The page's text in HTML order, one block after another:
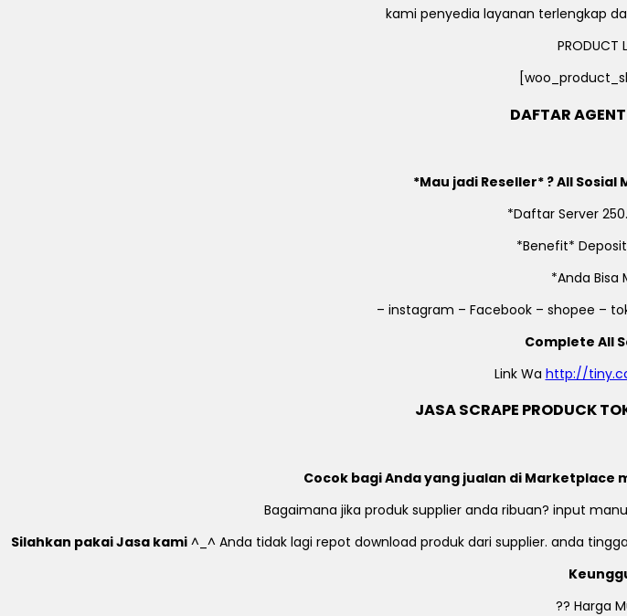
kami penyedia layanan terlengkap
PRODUCT
DAFTAR
*Mau jadi Reseller* ? All Sosial
*Daftar Server
*Benefit*
*Anda Bisa
– instagram – Facebook – shopee –
Complete All
Link Wa http://
JASA SCRAPE PRODUCK
Cocok bagi Anda yang jualan di Marketplace
Bagaimana jika produk supplier anda ribuan? input
Silahkan pakai Jasa kami^_^ Anda tidak lagi repot download produk dari supplier. anda
?? Harga